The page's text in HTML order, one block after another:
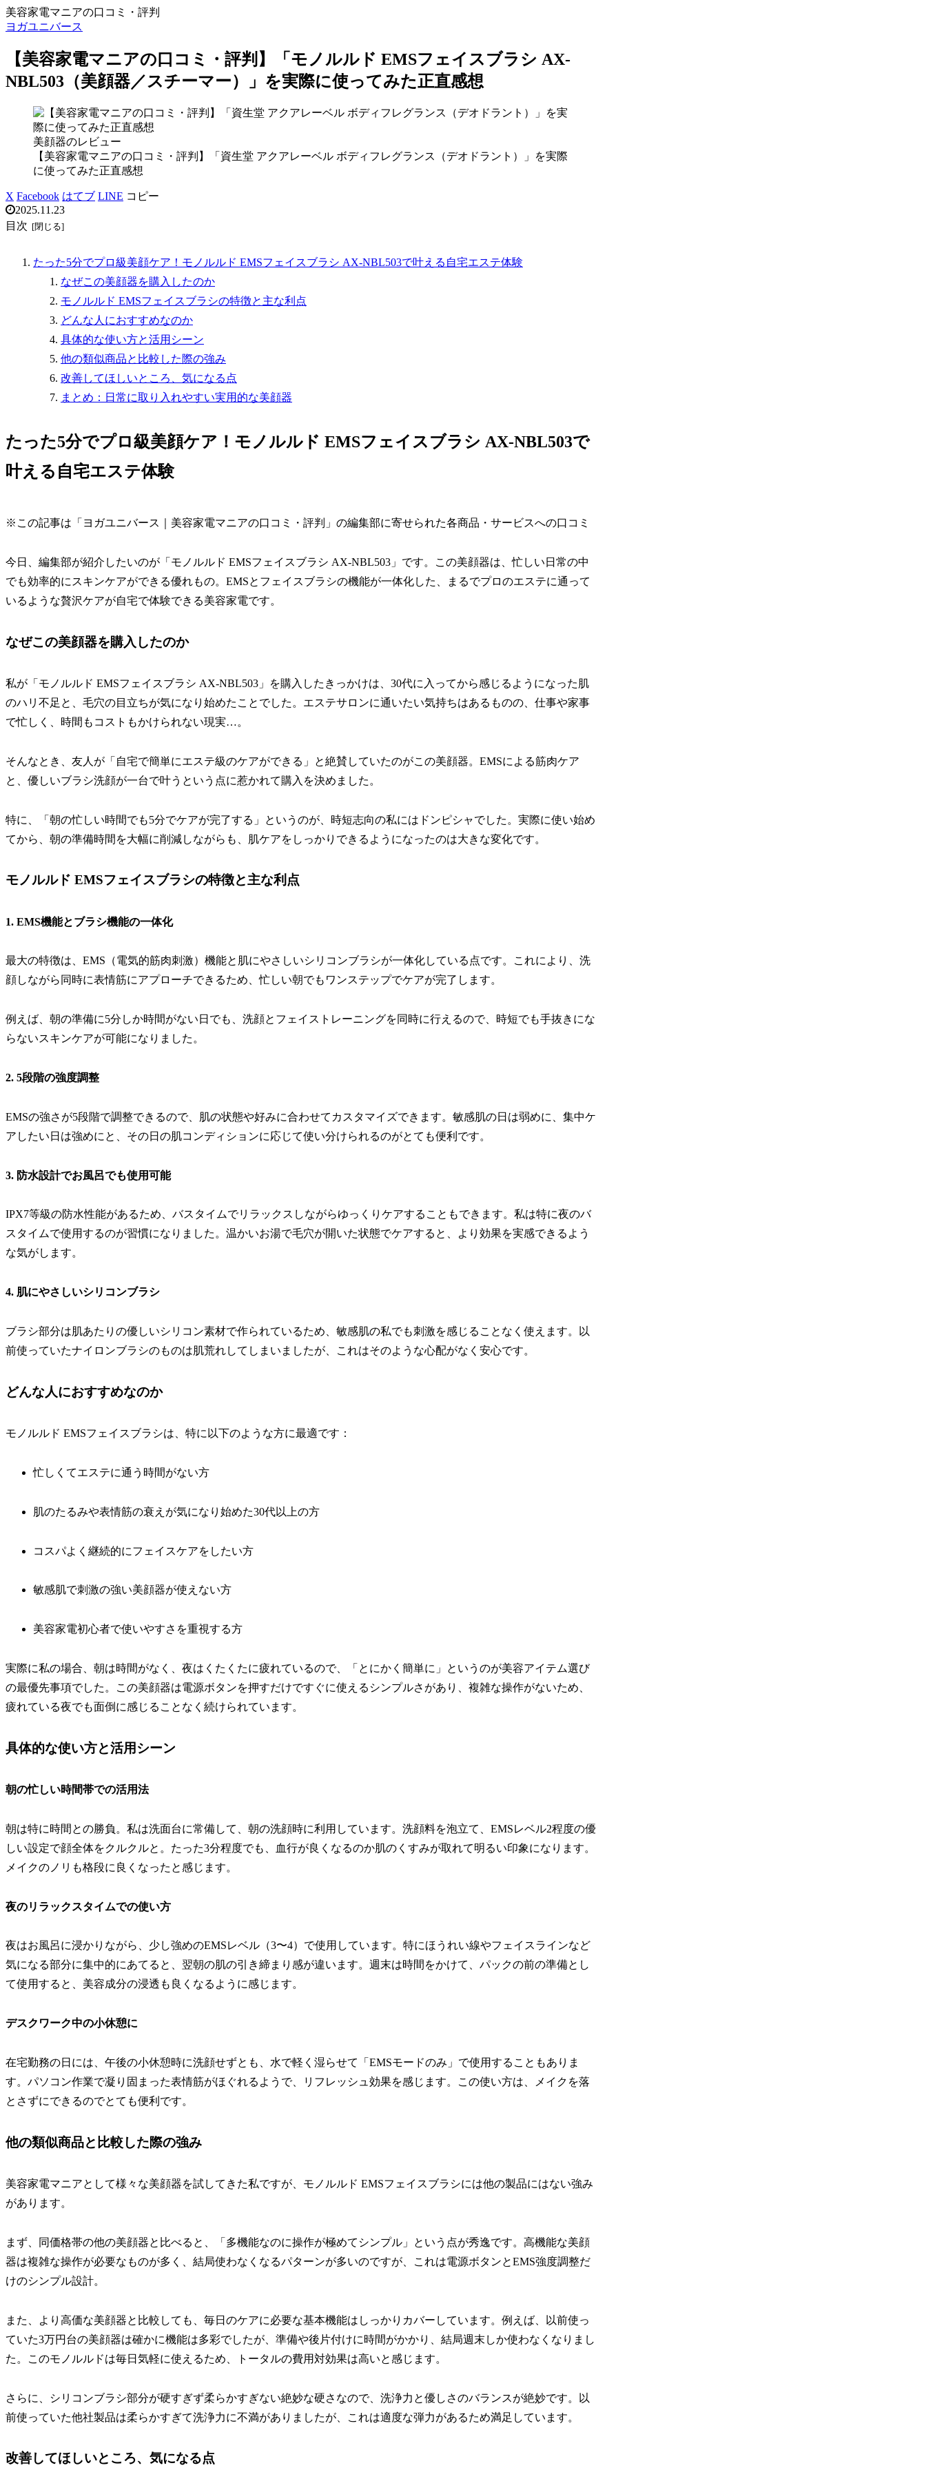
美容家電マニアの口コミ・評判
ヨガユニバース
【美容家電マニアの口コミ・評判】「モノルルド EMSフェイスブラシ AX-
NBL503（美顔器／スチーマー）」を実際に使ってみた正直感想
美顔器のレビュー
【美容家電マニアの口コミ・評判】「資生堂 アクアレーベル ボディフレグランス（デオドラント）」を実際
に使ってみた正直感想
X Facebook はてブ LINE コピー
2025.11.23
目次
たった5分でプロ級美顔ケア！モノルルド EMSフェイスブラシ AX-NBL503で叶える自宅エステ体験
なぜこの美顔器を購入したのか
モノルルド EMSフェイスブラシの特徴と主な利点
どんな人におすすめなのか
具体的な使い方と活用シーン
他の類似商品と比較した際の強み
改善してほしいところ、気になる点
まとめ：日常に取り入れやすい実用的な美顔器
たった5分でプロ級美顔ケア！モノルルド EMSフェイスブラシ AX-NBL503で
叶える自宅エステ体験
※この記事は「ヨガユニバース｜美容家電マニアの口コミ・評判」の編集部に寄せられた各商品・サービスへの口コミ
今日、編集部が紹介したいのが「モノルルド EMSフェイスブラシ AX-NBL503」です。この美顔器は、忙しい日常の中
でも効率的にスキンケアができる優れもの。EMSとフェイスブラシの機能が一体化した、まるでプロのエステに通って
いるような贅沢ケアが自宅で体験できる美容家電です。
なぜこの美顔器を購入したのか
私が「モノルルド EMSフェイスブラシ AX-NBL503」を購入したきっかけは、30代に入ってから感じるようになった肌
のハリ不足と、毛穴の目立ちが気になり始めたことでした。エステサロンに通いたい気持ちはあるものの、仕事や家事
で忙しく、時間もコストもかけられない現実…。
そんなとき、友人が「自宅で簡単にエステ級のケアができる」と絶賛していたのがこの美顔器。EMSによる筋肉ケア
と、優しいブラシ洗顔が一台で叶うという点に惹かれて購入を決めました。
特に、「朝の忙しい時間でも5分でケアが完了する」というのが、時短志向の私にはドンピシャでした。実際に使い始め
てから、朝の準備時間を大幅に削減しながらも、肌ケアをしっかりできるようになったのは大きな変化です。
モノルルド EMSフェイスブラシの特徴と主な利点
1. EMS機能とブラシ機能の一体化
最大の特徴は、EMS（電気的筋肉刺激）機能と肌にやさしいシリコンブラシが一体化している点です。これにより、洗
顔しながら同時に表情筋にアプローチできるため、忙しい朝でもワンステップでケアが完了します。
例えば、朝の準備に5分しか時間がない日でも、洗顔とフェイストレーニングを同時に行えるので、時短でも手抜きにな
らないスキンケアが可能になりました。
2. 5段階の強度調整
EMSの強さが5段階で調整できるので、肌の状態や好みに合わせてカスタマイズできます。敏感肌の日は弱めに、集中ケ
アしたい日は強めにと、その日の肌コンディションに応じて使い分けられるのがとても便利です。
3. 防水設計でお風呂でも使用可能
IPX7等級の防水性能があるため、バスタイムでリラックスしながらゆっくりケアすることもできます。私は特に夜のバ
スタイムで使用するのが習慣になりました。温かいお湯で毛穴が開いた状態でケアすると、より効果を実感できるよう
な気がします。
4. 肌にやさしいシリコンブラシ
ブラシ部分は肌あたりの優しいシリコン素材で作られているため、敏感肌の私でも刺激を感じることなく使えます。以
前使っていたナイロンブラシのものは肌荒れしてしまいましたが、これはそのような心配がなく安心です。
どんな人におすすめなのか
モノルルド EMSフェイスブラシは、特に以下のような方に最適です：
忙しくてエステに通う時間がない方
肌のたるみや表情筋の衰えが気になり始めた30代以上の方
コスパよく継続的にフェイスケアをしたい方
敏感肌で刺激の強い美顔器が使えない方
美容家電初心者で使いやすさを重視する方
実際に私の場合、朝は時間がなく、夜はくたくたに疲れているので、「とにかく簡単に」というのが美容アイテム選び
の最優先事項でした。この美顔器は電源ボタンを押すだけですぐに使えるシンプルさがあり、複雑な操作がないため、
疲れている夜でも面倒に感じることなく続けられています。
具体的な使い方と活用シーン
朝の忙しい時間帯での活用法
朝は特に時間との勝負。私は洗面台に常備して、朝の洗顔時に利用しています。洗顔料を泡立て、EMSレベル2程度の優
しい設定で顔全体をクルクルと。たった3分程度でも、血行が良くなるのか肌のくすみが取れて明るい印象になります。
メイクのノリも格段に良くなったと感じます。
夜のリラックスタイムでの使い方
夜はお風呂に浸かりながら、少し強めのEMSレベル（3〜4）で使用しています。特にほうれい線やフェイスラインなど
気になる部分に集中的にあてると、翌朝の肌の引き締まり感が違います。週末は時間をかけて、パックの前の準備とし
て使用すると、美容成分の浸透も良くなるように感じます。
デスクワーク中の小休憩に
在宅勤務の日には、午後の小休憩時に洗顔せずとも、水で軽く湿らせて「EMSモードのみ」で使用することもありま
す。パソコン作業で凝り固まった表情筋がほぐれるようで、リフレッシュ効果を感じます。この使い方は、メイクを落
とさずにできるのでとても便利です。
他の類似商品と比較した際の強み
美容家電マニアとして様々な美顔器を試してきた私ですが、モノルルド EMSフェイスブラシには他の製品にはない強み
があります。
まず、同価格帯の他の美顔器と比べると、「多機能なのに操作が極めてシンプル」という点が秀逸です。高機能な美顔
器は複雑な操作が必要なものが多く、結局使わなくなるパターンが多いのですが、これは電源ボタンとEMS強度調整だ
けのシンプル設計。
また、より高価な美顔器と比較しても、毎日のケアに必要な基本機能はしっかりカバーしています。例えば、以前使っ
ていた3万円台の美顔器は確かに機能は多彩でしたが、準備や後片付けに時間がかかり、結局週末しか使わなくなりまし
た。このモノルルドは毎日気軽に使えるため、トータルの費用対効果は高いと感じます。
さらに、シリコンブラシ部分が硬すぎず柔らかすぎない絶妙な硬さなので、洗浄力と優しさのバランスが絶妙です。以
前使っていた他社製品は柔らかすぎて洗浄力に不満がありましたが、これは適度な弾力があるため満足しています。
改善してほしいところ、気になる点